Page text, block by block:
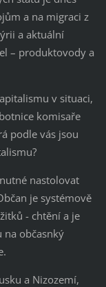
a na migraci z
a aktuální
– produktovody a
v situaci,
komisaře
podle vás jsou
nastolovat
je systémově
- chtění a je
na občasnký
a Nizozemí,